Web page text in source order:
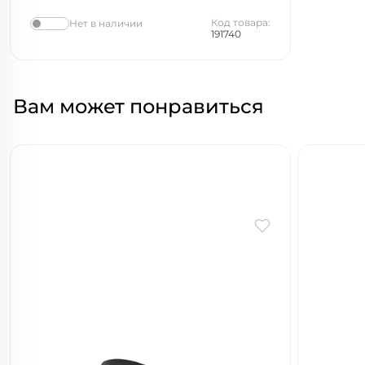
Нет в наличии
Код товара:
191740
Вам может понравиться